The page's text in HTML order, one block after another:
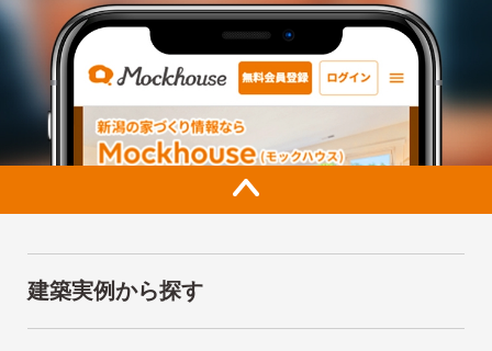
建築実例から探す